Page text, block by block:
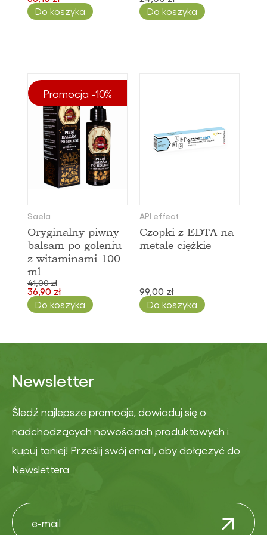
Do koszyka
Do koszyka
Promocja -10%
Saela
Oryginalny piwny
balsam po goleniu
z witaminami 100
ml
41,00 zł
36,90 zł
Do koszyka
API effect
Czopki z EDTA na
metale ciężkie
99,00 zł
Do koszyka
Newsletter
Śledź najlepsze promocje, dowiaduj się o
nadchodzących nowościach produktowych i
kupuj taniej! Prześlij swój email, aby dołączyć do
Newslettera